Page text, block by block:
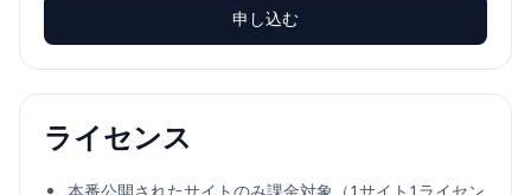
申し込む
ライセンス